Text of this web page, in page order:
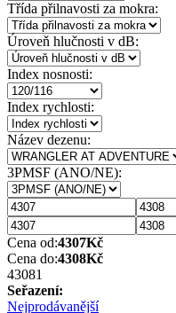
Třída přilnavosti za mokra:
Úroveň hlučnosti v dB:
Index nosnosti:
Index rychlosti:
Název dezenu:
3PMSF (ANO/NE):
Cena od:4307Kč
Cena do:4308Kč
43081
Seřazení:
Nejprodávanější